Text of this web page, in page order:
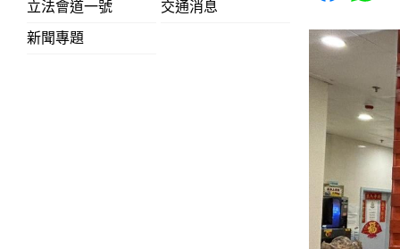
立法會道一號
交通消息
新聞專題